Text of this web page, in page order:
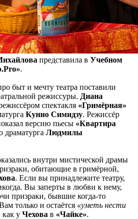
представила в Учебном
».
быт и мечту театра поставили
режиссуры. Диана
спектакля «Гримёрная»
Кунио Симидзу. Режиссёр
версию пьесы «Квартира
драматурга Людмилы
внутри мистической драмы
обитающие в гримёрной,
. Если вы принадлежите театру,
Вы заперты в любви к нему,
призраки, бывшие когда-то
только и остаётся «уметь нести
как у Чехова в «Чайке».